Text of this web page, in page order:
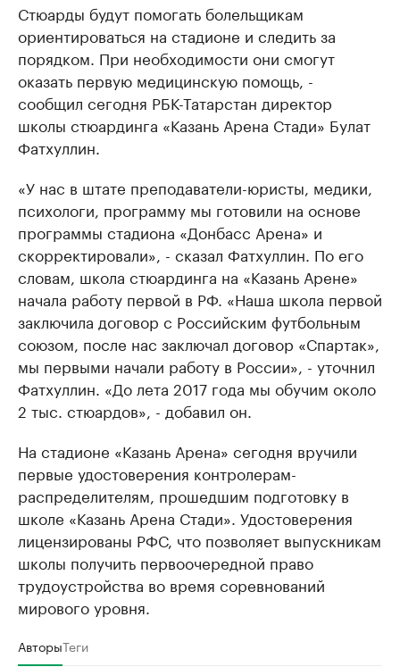
Стюарды будут помогать болельщикам
ориентироваться на стадионе и следить за
порядком. При необходимости они смогут
оказать первую медицинскую помощь, -
сообщил сегодня РБК-Татарстан директор
школы стюардинга «Казань Арена Стади» Булат
Фатхуллин.
«У нас в штате преподаватели-юристы, медики,
психологи, программу мы готовили на основе
программы стадиона «Донбасс Арена» и
скорректировали», - сказал Фатхуллин. По его
словам, школа стюардинга на «Казань Арене»
начала работу первой в РФ. «Наша школа первой
заключила договор с Российским футбольным
союзом, после нас заключал договор «Спартак»,
мы первыми начали работу в России», - уточнил
Фатхуллин. «До лета 2017 года мы обучим около
2 тыс. стюардов», - добавил он.
На стадионе «Казань Арена» сегодня вручили
первые удостоверения контролерам-
распределителям, прошедшим подготовку в
школе «Казань Арена Стади». Удостоверения
лицензированы РФС, что позволяет выпускникам
школы получить первоочередной право
трудоустройства во время соревнований
мирового уровня.
АвторыТеги